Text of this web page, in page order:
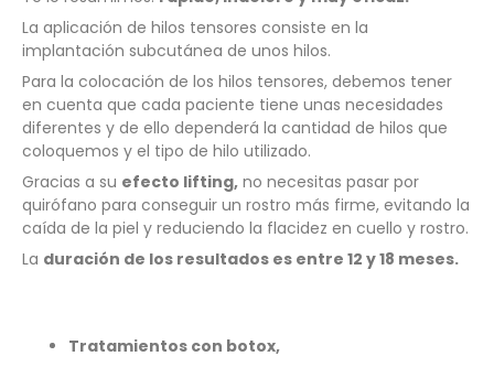
La aplicación de hilos tensores consiste en la
implantación subcutánea de unos hilos.
Para la colocación de los hilos tensores, debemos tener
en cuenta que cada paciente tiene unas necesidades
diferentes y de ello dependerá la cantidad de hilos que
coloquemos y el tipo de hilo utilizado.
Gracias a su efecto lifting, no necesitas pasar por
quirófano para conseguir un rostro más firme, evitando la
caída de la piel y reduciendo la flacidez en cuello y rostro.
La duración de los resultados es entre 12 y 18 meses.
Tratamientos con botox,